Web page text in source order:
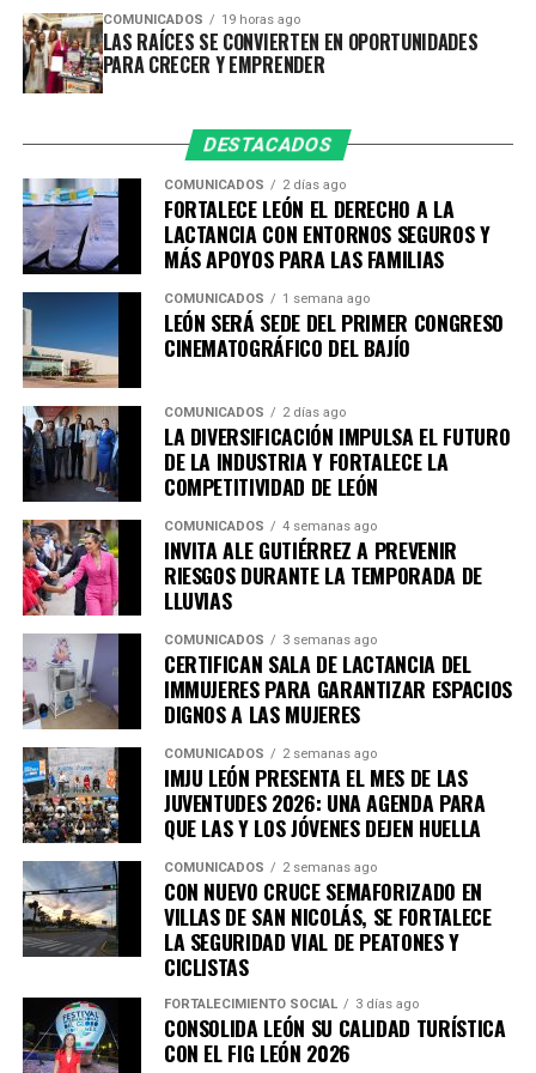
reportes y el uso de tecnología, en el mes que terminó,
la Policía de León y la Policía Vial recuperaron 103
vehículos con reporte de robo, entre ellos 63
motocicletas, 33 autos y camionetas, un tractocamión y
Esta cifra se suma a los 871 vehículos con reporte de
robo recuperados, durante el año, en su mayoría fueron
motocicletas con 552 unidades aseguradas.
en los principales indicadores delictivos. De enero a
julio, los homicidios dolosos disminuyeron en promedio
12% respecto al mismo periodo de 2025.
En este lapso, los homicidios dolosos pasaron de 348
casos en 2025 a 305 en 2026, lo que representa una
disminución de 12.36% Asimismo, en este periodo se
registraron disminuciones en delitos patrimoniales:
– Robo a casa habitación: -21.51%.
– Robo a transeúnte: -14.67%
– Robo de vehículo: -24.29%
La Secretaría de Seguridad, Prevención y Protección
Ciudadana mantiene el despliegue operativo para
detener a quienes delinquen, retirar de las calles armas y
objetos utilizados para cometer delitos y responder con
firmeza ante cualquier hecho que ponga en riesgo la
seguridad y tranquilidad de las y los leoneses.
COMUNICADOS 19 horas ago
LAS RAÍCES SE CONVIERTEN EN OPORTUNIDADES
PARA CRECER Y EMPRENDER
DESTACADOS
COMUNICADOS 2 días ago
FORTALECE LEÓN EL DERECHO A LA
LACTANCIA CON ENTORNOS SEGUROS Y
MÁS APOYOS PARA LAS FAMILIAS
COMUNICADOS 1 semana ago
LEÓN SERÁ SEDE DEL PRIMER CONGRESO
CINEMATOGRÁFICO DEL BAJÍO
COMUNICADOS 2 días ago
LA DIVERSIFICACIÓN IMPULSA EL FUTURO
DE LA INDUSTRIA Y FORTALECE LA
COMPETITIVIDAD DE LEÓN
COMUNICADOS 4 semanas ago
INVITA ALE GUTIÉRREZ A PREVENIR
RIESGOS DURANTE LA TEMPORADA DE
LLUVIAS
COMUNICADOS 3 semanas ago
CERTIFICAN SALA DE LACTANCIA DEL
IMMUJERES PARA GARANTIZAR ESPACIOS
DIGNOS A LAS MUJERES
COMUNICADOS 2 semanas ago
IMJU LEÓN PRESENTA EL MES DE LAS
JUVENTUDES 2026: UNA AGENDA PARA
QUE LAS Y LOS JÓVENES DEJEN HUELLA
COMUNICADOS 2 semanas ago
CON NUEVO CRUCE SEMAFORIZADO EN
VILLAS DE SAN NICOLÁS, SE FORTALECE
LA SEGURIDAD VIAL DE PEATONES Y
CICLISTAS
FORTALECIMIENTO SOCIAL 3 días ago
CONSOLIDA LEÓN SU CALIDAD TURÍSTICA
CON EL FIG LEÓN 2026